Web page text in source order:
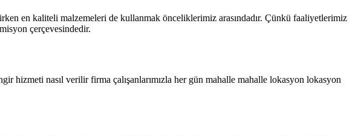
en kaliteli malzemeleri de kullanmak önceliklerimiz arasındadır. Çünkü faaliyetlerimiz
çerçevesindedir.
hizmeti nasıl verilir firma çalışanlarımızla her gün mahalle mahalle lokasyon lokasyon